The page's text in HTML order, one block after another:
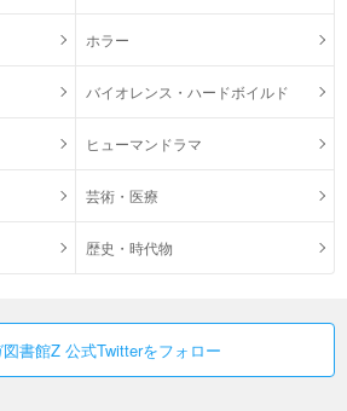
ホラー
バイオレンス・ハードボイルド
ヒューマンドラマ
芸術・医療
歴史・時代物
書館Z 公式Twitterをフォロー